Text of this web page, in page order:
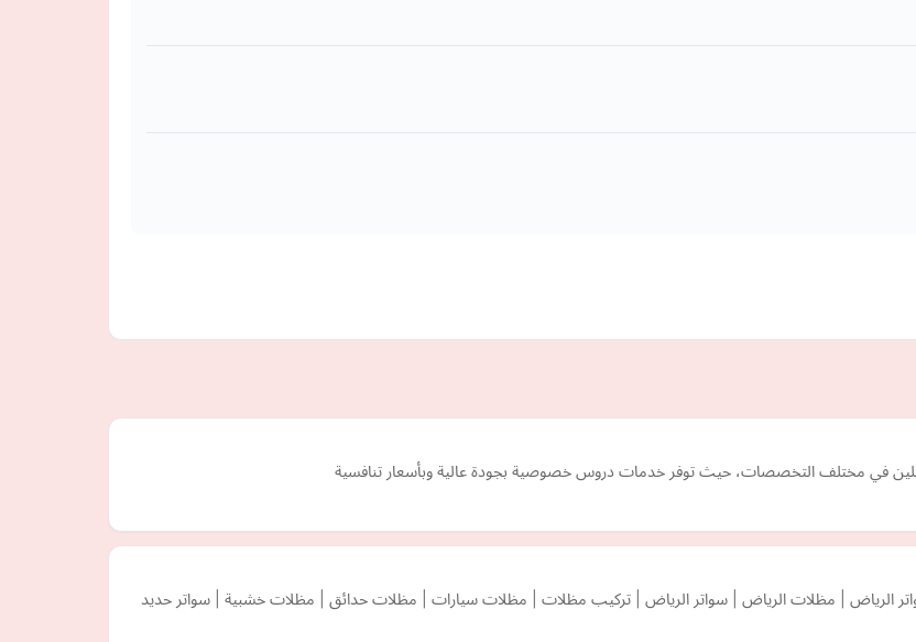
في مختلف التخصصات، حيث توفر خدمات دروس خصوصية بجودة عالية وبأسعار تنافسية
الرياض | مظلات الرياض | سواتر الرياض | تركيب مظلات | مظلات سيارات | مظلات حدائق | مظلات خشبية | سواتر حديد